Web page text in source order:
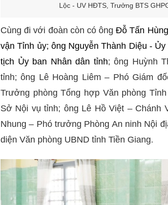
Lộc - UV HĐTS, Trưởng BTS
Cùng đi với đoàn còn có ông Đỗ Tấn
vận Tỉnh ủy; ông Nguyễn Thành Diệu -
tịch Ủy ban Nhân dân tỉnh; ông Huỳnh
tỉnh; ông Lê Hoàng Liêm – Phó Giám
Trưởng phòng Tổng hợp Văn phòng
Sở Nội vụ tỉnh; ông Lê Hồ Việt – Chánh
Nhung – Phó trưởng Phòng An ninh Nội
diện Văn phòng UBND tỉnh Tiền Giang.